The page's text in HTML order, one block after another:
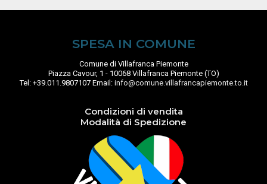
SPESA IN COMUNE
Comune di Villafranca Piemonte
Piazza Cavour, 1 - 10068 Villafranca Piemonte (TO)
Tel: +39.011.9807107 Email: info@comune.villafrancapiemonte.to.it
Condizioni di vendita
Modalità di Spedizione